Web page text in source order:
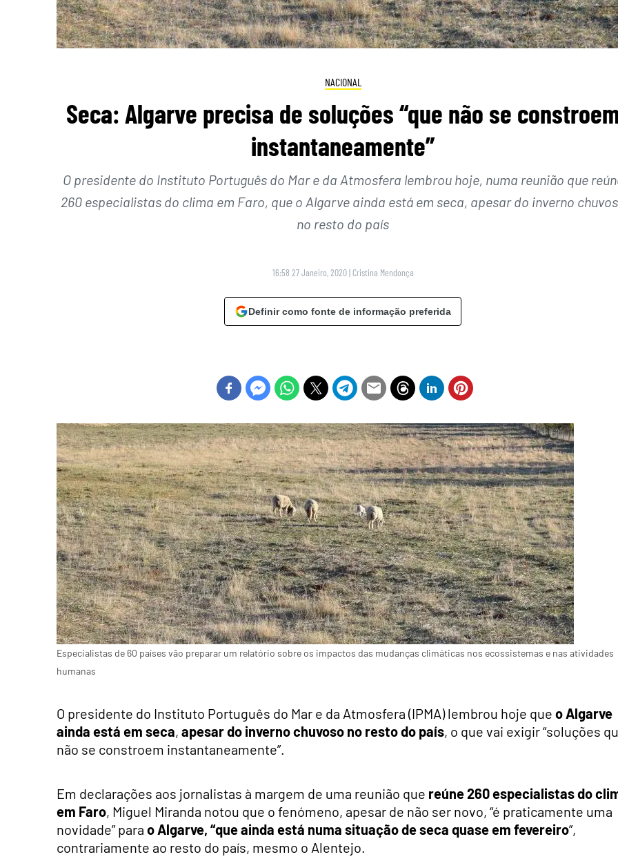
NACIONAL
Seca: Algarve precisa de soluções “que não se
instantaneamente”
O presidente do Instituto Português do Mar e da Atmosfera lembrou hoje, numa reunião que
260 especialistas do clima em Faro, que o Algarve ainda está em seca, apesar do inverno
no resto do país
16:58 27 Janeiro, 2020 | Cristina Mendonça
Definir como fonte de informação preferida
Especialistas de 60 países vão preparar um relatório sobre os impactos das mudanças climáticas nos ecossistemas e nas atividades
humanas
O presidente do Instituto Português do Mar e da Atmosfera (IPMA) lembrou hoje que o Algarve
ainda está em seca, apesar do inverno chuvoso no resto do país, o que vai exigir “soluções
não se constroem instantaneamente”.
Em declarações aos jornalistas à margem de uma reunião que reúne 260 especialistas do
em Faro, Miguel Miranda notou que o fenómeno, apesar de não ser novo, “é praticamente uma
novidade” para o Algarve, “que ainda está numa situação de seca quase em fevereiro”,
contrariamente ao resto do país, mesmo o Alentejo.